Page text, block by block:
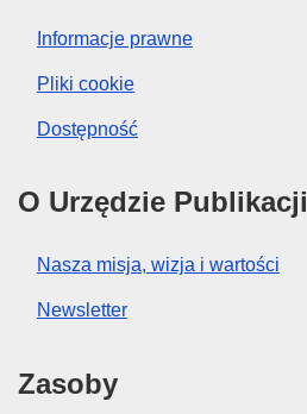
Informacje prawne
Pliki cookie
Dostępność
O Urzędzie Publikacji
Nasza misja, wizja i wartości
Newsletter
Zasoby